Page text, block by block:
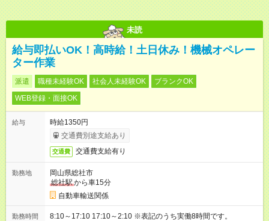
未読
給与即払いOK！高時給！土日休み！機械オペレー
ター作業
派遣 職種未経験OK 社会人未経験OK
ブランクOK
WEB登録・面接OK
給与
時給1350円
交通費別途支給あり
交通費 交通費支給有り
勤務地
岡山県総社市
総社駅から車15分
自動車輸送関係
勤務時間 8:10～17:10 17:10～2:10 ※表記のうち実働8時間です。